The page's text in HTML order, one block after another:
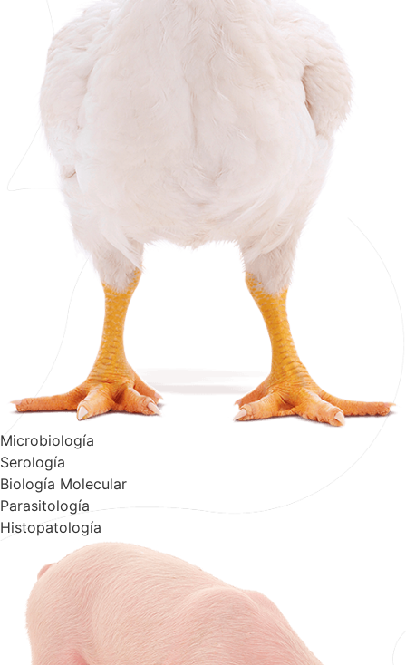
Microbiología
Serología
Biología Molecular
Parasitología
Histopatología